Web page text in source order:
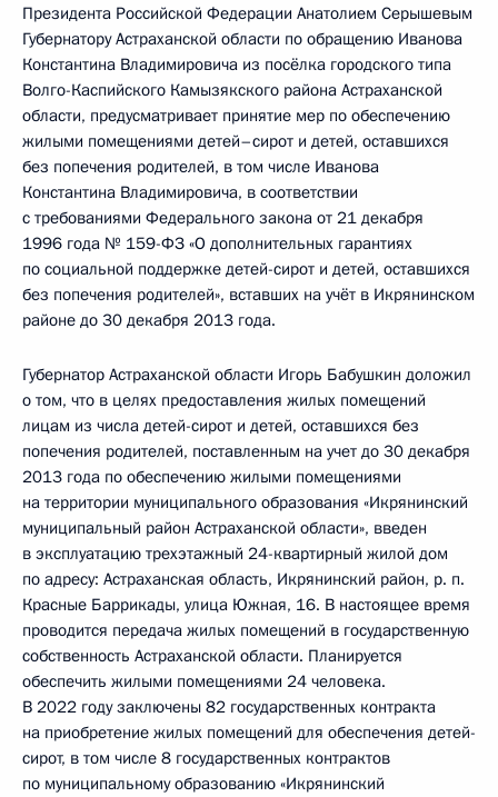
Президента Российской Федерации Анатолием Серышевым
Губернатору Астраханской области по обращению Иванова
Константина Владимировича из посёлка городского типа
Волго-Каспийского Камызякского района Астраханской
области, предусматривает принятие мер по обеспечению
жилыми помещениями детей–сирот и детей, оставшихся
без попечения родителей, в том числе Иванова
Константина Владимировича, в соответствии
с требованиями Федерального закона от 21 декабря
1996 года № 159-ФЗ «О дополнительных гарантиях
по социальной поддержке детей-сирот и детей, оставшихся
без попечения родителей», вставших на учёт в Икрянинском
районе до 30 декабря 2013 года.
Губернатор Астраханской области Игорь Бабушкин доложил
о том, что в целях предоставления жилых помещений
лицам из числа детей-сирот и детей, оставшихся без
попечения родителей, поставленным на учет до 30 декабря
2013 года по обеспечению жилыми помещениями
на территории муниципального образования «Икрянинский
муниципальный район Астраханской области», введен
в эксплуатацию трехэтажный 24-квартирный жилой дом
по адресу: Астраханская область, Икрянинский район, р. п.
Красные Баррикады, улица Южная, 16. В настоящее время
проводится передача жилых помещений в государственную
собственность Астраханской области. Планируется
обеспечить жилыми помещениями 24 человека.
В 2022 году заключены 82 государственных контракта
на приобретение жилых помещений для обеспечения детей-
сирот, в том числе 8 государственных контрактов
по муниципальному образованию «Икрянинский